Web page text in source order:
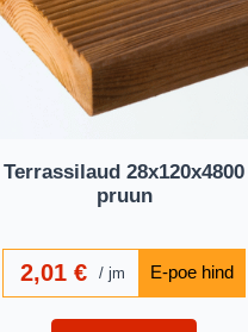
Terrassilaud 28x120x4800
pruun
2,01 € jm